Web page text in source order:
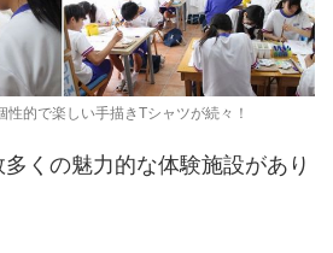
性的で楽しい手描きTシャツが続々！
くの魅力的な体験施設があり